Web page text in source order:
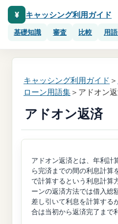
¥ キャッシング利用ガイド
基礎知識 審査 比較 用
キャッシング利用ガイド ＞
ローン用語集 ＞アドオン
アドオン返済
アドオン返済とは、年利計
ら完済までの間の利息計算
で計算するという利息計算
ーンの返済方法では借入総
差し引いて利息を計算する
合は当初から返済完了まで